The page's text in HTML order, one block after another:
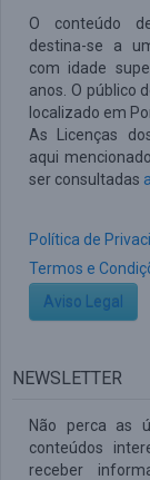
O conteúdo
destina-se a
com idade
anos. O público
localizado em
As Licenças
aqui
ser consultadas
Política de
Termos e
Aviso Legal
NEWSLETTER
Não perca as
conteúdos
receber